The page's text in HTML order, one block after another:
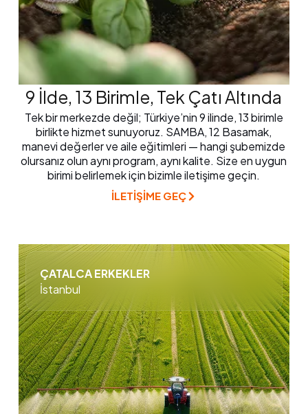
9 İlde, 13 Birimle, Tek Çatı Altında
Tek bir merkezde değil; Türkiye’nin 9 ilinde, 13 birimle
birlikte hizmet sunuyoruz. SAMBA, 12 Basamak,
manevi değerler ve aile eğitimleri — hangi şubemizde
olursanız olun aynı program, aynı kalite. Size en uygun
birimi belirlemek için bizimle iletişime geçin.
İLETİŞİME GEÇ
ÇATALCA ERKEKLER
İstanbul